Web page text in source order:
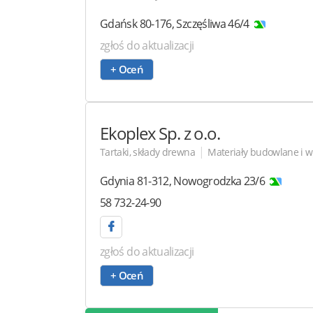
Gdańsk80-176,Szczęśliwa 46/4
zgłoś do aktualizacji
+ Oceń
EkoplexSp. z o.o.
Tartaki, składy drewna | Materiały budowlane i
Gdynia81-312,Nowogrodzka 23/6
58 732-24-90
zgłoś do aktualizacji
+ Oceń